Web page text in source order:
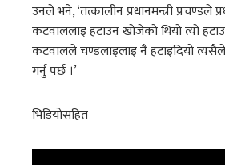
उनले भने, ‘तत्कालीन प्रधानमन्त्री प्रचण्डले
कटवाललाइ हटाउन खाेजेकाे थियाे त्याे
कटवालले चण्डलाइलाइ नै हटाइदियाे त्यसैले
गर्नु पर्छ ।’
भिडियाेसहित